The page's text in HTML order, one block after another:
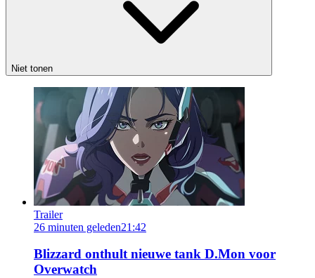
Niet tonen
Trailer
26 minuten geleden21:42
Blizzard onthult nieuwe tank D.Mon voor
Overwatch